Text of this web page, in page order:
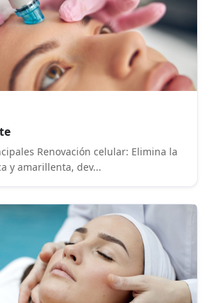
Renovación celular: Elimina la
y amarillenta, dev...